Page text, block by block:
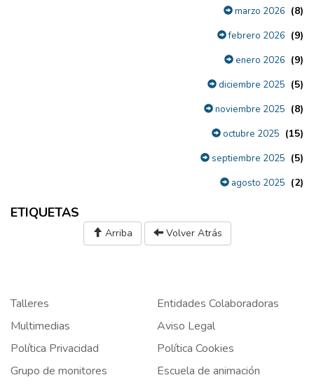
marzo 2026 (8)
febrero 2026 (9)
enero 2026 (9)
diciembre 2025 (5)
noviembre 2025 (8)
octubre 2025 (15)
septiembre 2025 (5)
agosto 2025 (2)
ETIQUETAS
Arriba Volver Atrás
Talleres
Entidades Colaboradoras
Multimedias
Aviso Legal
Política Privacidad
Política Cookies
Grupo de monitores
Escuela de animación